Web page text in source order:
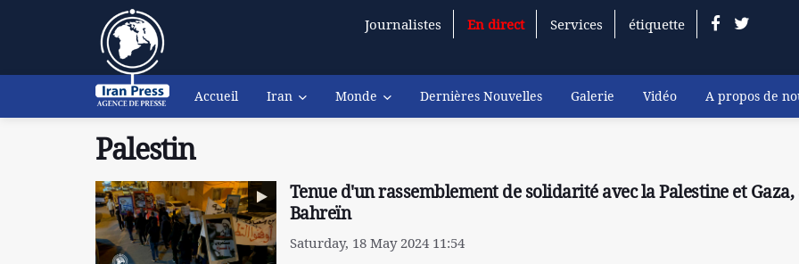
Journalistes En direct Services étiquette
Accueil Iran Monde Dernières Nouvelles Galerie Vidéo A propos de
Palestin
Tenue d'un rassemblement de solidarité avec la Palestine et Gaza,
Bahreïn
Saturday, 18 May 2024 11:54